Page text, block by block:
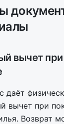
вычет при
даёт
вычет при
Возврат